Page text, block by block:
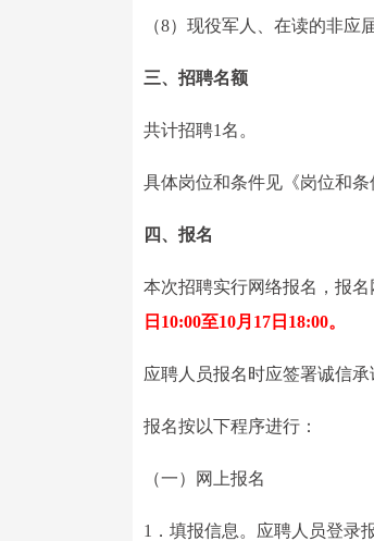
（8）现役军人、在读的非应
三、招聘名额
共计招聘1名。
具体岗位和条件见《岗位和条
四、报名
本次招聘实行网络报名，报名
日10:00至10月17日18:00。
应聘人员报名时应签署诚信
报名按以下程序进行：
（一）网上报名
1．填报信息。应聘人员登录